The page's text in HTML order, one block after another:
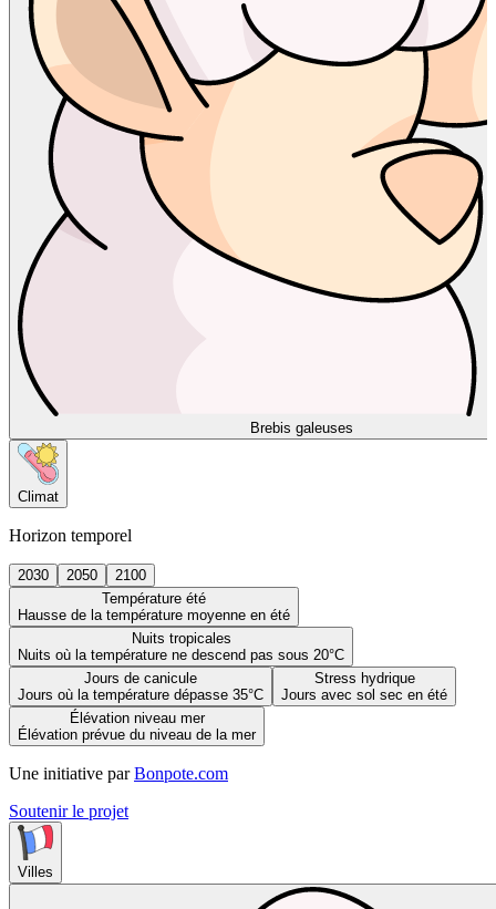
Brebis galeuses
Climat
Horizon temporel
2030 2050
2100
Température été
Hausse de la température moyenne en été
Nuits tropicales
Nuits où la température ne descend pas sous 20°C
Jours de canicule
Jours où la température dépasse 35°C
Stress hydrique
Jours avec sol sec en été
Élévation niveau mer
Élévation prévue du niveau de la mer
Une initiative par Bonpote.com
Soutenir le projet
Villes